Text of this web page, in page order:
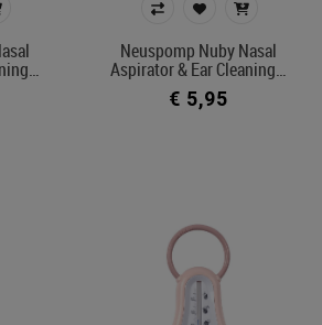
Neuspomp Nuby Nasal
Aspirator & Ear Cleaning…
€ 5,95